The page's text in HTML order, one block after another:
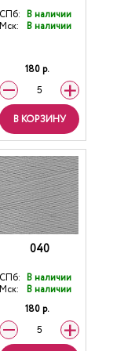
СПб: В наличии
Мск:
В наличии
180 р.
В КОРЗИНУ
040
СПб: В наличии
Мск:
В наличии
180 р.